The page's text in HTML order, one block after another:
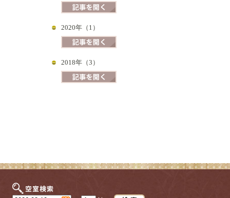
2020年（1）
2018年（3）